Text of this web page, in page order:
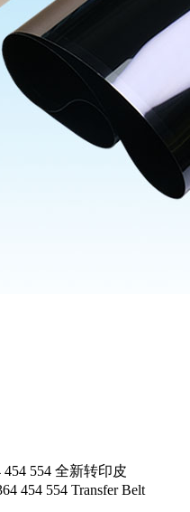
454 554 全新转印皮
454 554 Transfer Belt